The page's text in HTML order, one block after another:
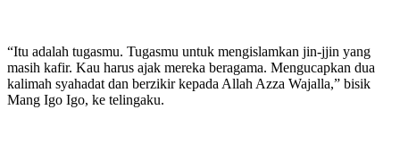
“Itu adalah tugasmu. Tugasmu untuk mengislamkan jin-jjin yang
masih kafir. Kau harus ajak mereka beragama. Mengucapkan dua
kalimah syahadat dan berzikir kepada Allah Azza Wajalla,” bisik
Mang Igo Igo, ke telingaku.